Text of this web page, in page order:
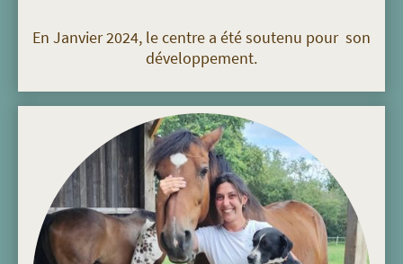
En Janvier 2024, le centre a été soutenu pour son
développement.